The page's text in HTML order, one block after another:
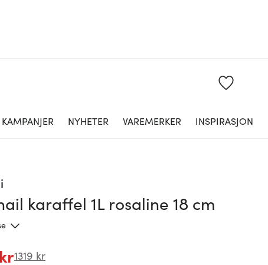
KAMPANJER NYHETER VAREMERKER INSPIRASJON
karaffel 1L rosaline 18 cm
1319 kr